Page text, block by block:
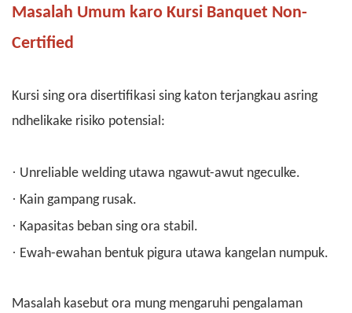
Masalah Umum karo Kursi Banquet Non-
Certified
Kursi sing ora disertifikasi sing katon terjangkau asring
ndhelikake risiko potensial:
· Unreliable welding utawa ngawut-awut ngeculke.
· Kain gampang rusak.
· Kapasitas beban sing ora stabil.
· Ewah-ewahan bentuk pigura utawa kangelan numpuk.
Masalah kasebut ora mung mengaruhi pengalaman